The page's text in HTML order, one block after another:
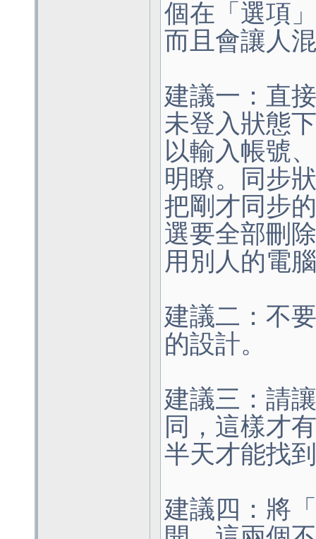
個在「選項
而且會讓人
建議一：直
未登入狀態
以輸入帳號
明瞭。同步
把剛才同步
選要全部刪
用別人的電
建議二：不
的設計。
建議三：請
同，這樣才
半天才能找
建議四：將